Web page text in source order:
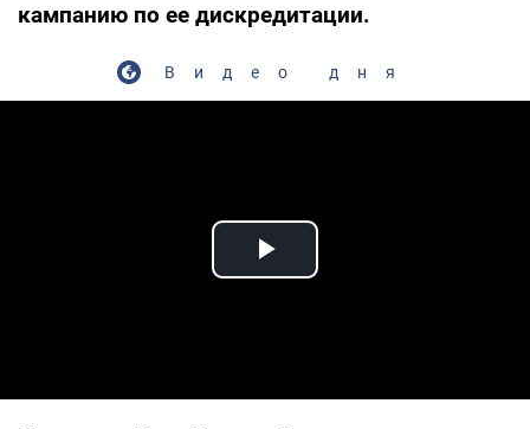
кампанию по ее дискредитации.
Видео дня
Play Video